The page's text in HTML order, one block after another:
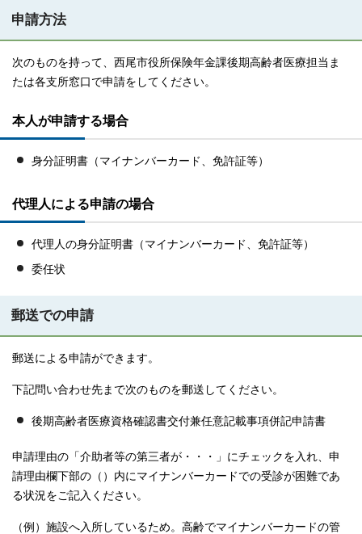
申請方法
次のものを持って、西尾市役所保険年金課後期高齢者医療担当ま
たは各支所窓口で申請をしてください。
本人が申請する場合
身分証明書（マイナンバーカード、免許証等）
代理人による申請の場合
代理人の身分証明書（マイナンバーカード、免許証等）
委任状
郵送での申請
郵送による申請ができます。
下記問い合わせ先まで次のものを郵送してください。
後期高齢者医療資格確認書交付兼任意記載事項併記申請書
申請理由の「介助者等の第三者が・・・」にチェックを入れ、申
請理由欄下部の（）内にマイナンバーカードでの受診が困難であ
る状況をご記入ください。
（例）施設へ入所しているため。高齢でマイナンバーカードの管